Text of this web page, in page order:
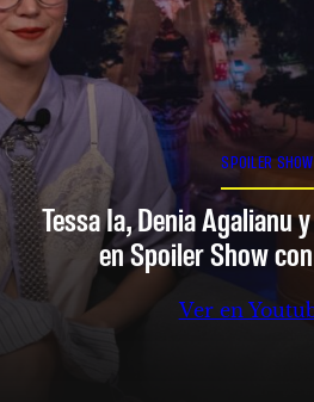
SPOILER SHOW
Tessa Ia, Denia Agalianu
en Spoiler Show
Ver en